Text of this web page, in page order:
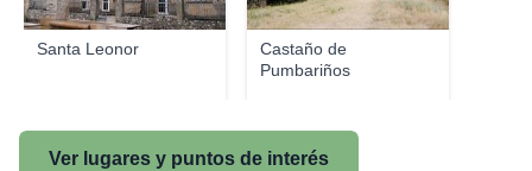
Santa Leonor
Castaño de
Pumbariños
Ver lugares y puntos de interés